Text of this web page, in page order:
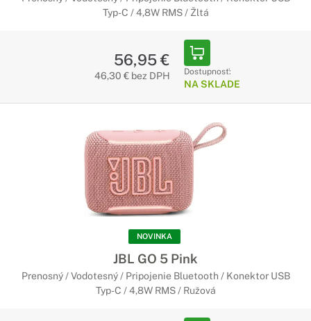
Typ-C / 4,8W RMS / Žltá
56,95 €
46,30 € bez DPH Dostupnosť:
NA SKLADE
NOVINKA
JBL GO 5 Pink
Prenosný / Vodotesný / Pripojenie Bluetooth / Konektor USB
Typ-C / 4,8W RMS / Ružová